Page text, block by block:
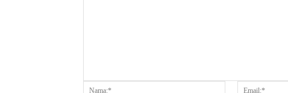
Komentar: Nama:*